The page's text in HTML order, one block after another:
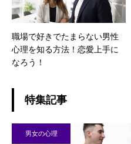
職場で好きでたまらない男性
心理を知る方法！恋愛上手に
なろう！
特集記事
男女の心理